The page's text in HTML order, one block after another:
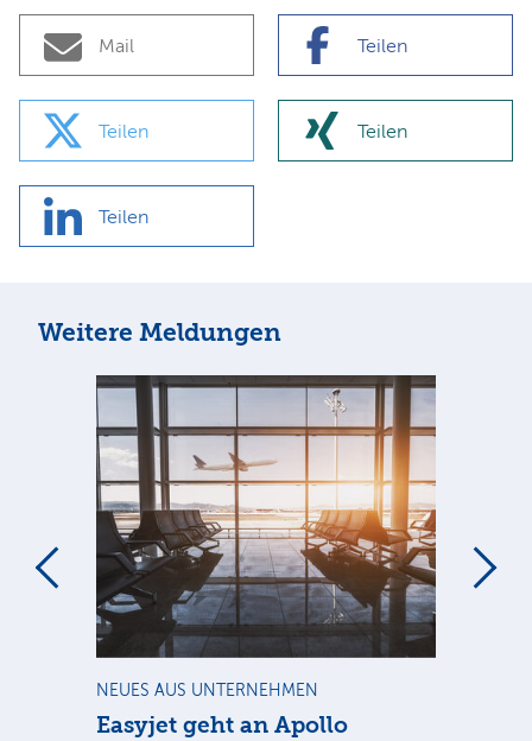
Mail Teilen
Teilen Teilen
Teilen
Weitere Meldungen
NEUES AUS UNTERNEHMEN
Easyjet geht an Apollo